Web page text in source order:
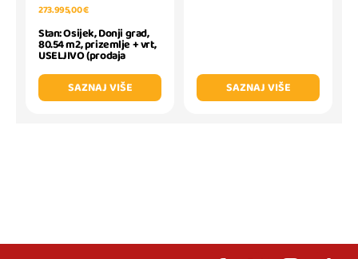
273.995,00 €
Stan: Osijek, Donji grad,
80.54 m2, prizemlje + vrt,
USELJIVO (prodaja
SAZNAJ VIŠE
SAZNAJ VIŠE